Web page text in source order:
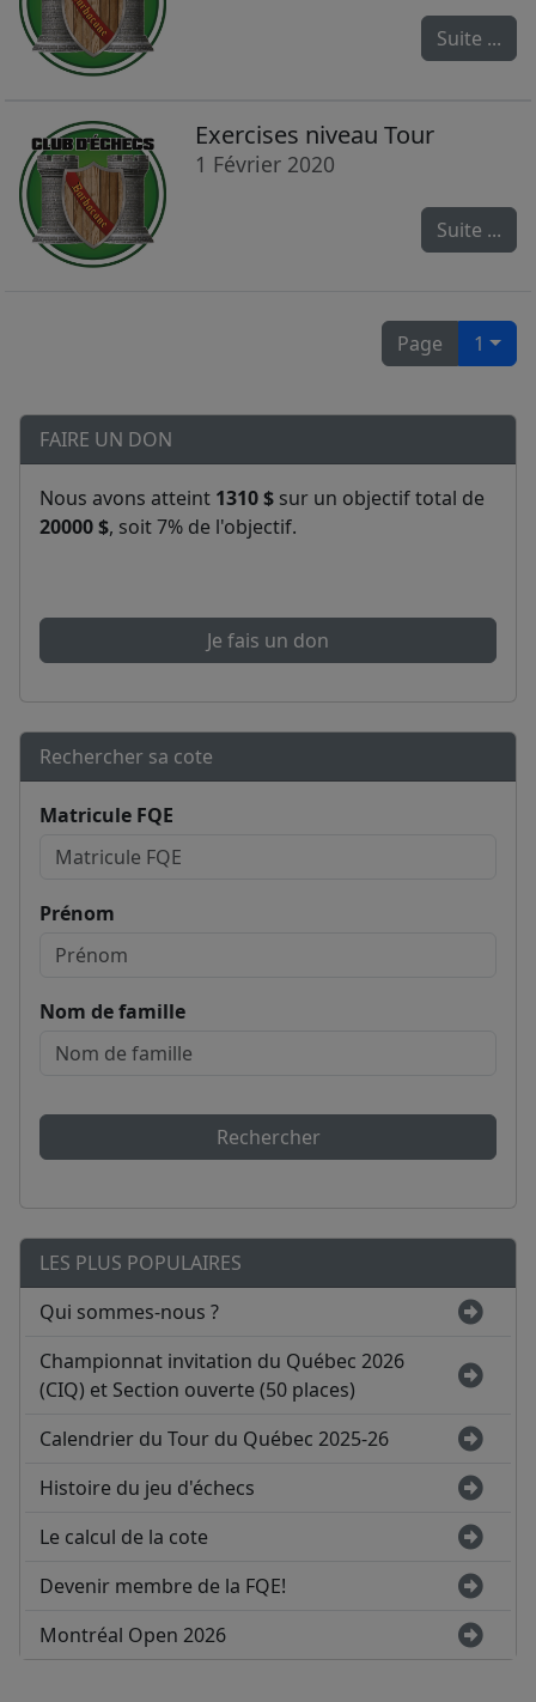
Suite ...
Exercises niveau Tour
1 Février 2020
Suite ...
Page 1
FAIRE UN DON
Nous avons atteint 1310 $ sur un objectif total de
20000 $, soit 7% de l'objectif.
Je fais un don
Rechercher sa cote
Matricule FQE
Prénom
Nom de famille
Rechercher
LES PLUS POPULAIRES
Qui sommes-nous ?
Championnat invitation du Québec 2026
(CIQ) et Section ouverte (50 places)
Calendrier du Tour du Québec 2025-26
Histoire du jeu d'échecs
Le calcul de la cote
Devenir membre de la FQE!
Montréal Open 2026